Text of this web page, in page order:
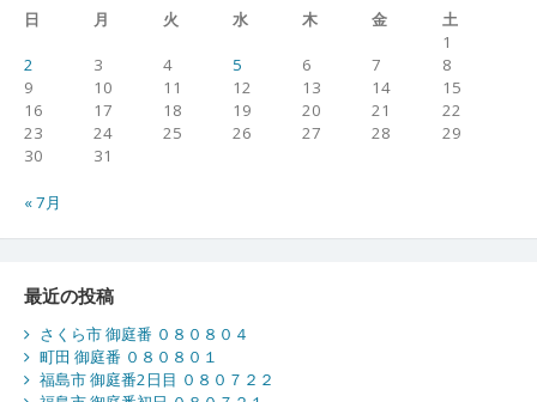
日
月 火 水 木 金
土
1
2
3 4 5 6 7
8
9
10 11 12 13 14
15
16
17 18 19 20 21
22
23
24 25 26 27 28
29
30
31
« 7月
最近の投稿
さくら市 御庭番 ０８０８０４
町田 御庭番 ０８０８０１
福島市 御庭番2日目 ０８０７２２